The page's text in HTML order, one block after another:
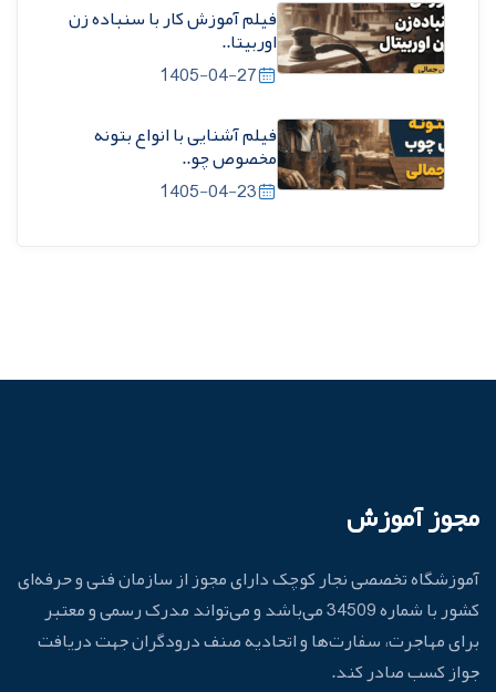
فیلم آموزش کار با سنباده زن
اوربیتا..
1405-04-27
فیلم آشنایی با انواع بتونه
مخصوص چو..
1405-04-23
مجوز آموزش
آموزشگاه تخصصی نجار کوچک دارای مجوز از سازمان فنی و حرفه‌ای
کشور با شماره 34509 می‌باشد و می‌تواند مدرک رسمی و معتبر
برای مهاجرت، سفارت‌ها و اتحادیه صنف درودگران جهت دریافت
جواز کسب صادر کند.